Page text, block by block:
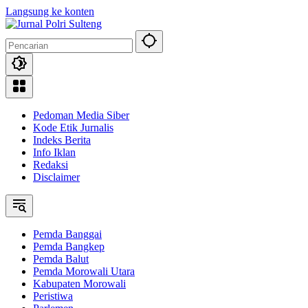
Langsung ke konten
Pedoman Media Siber
Kode Etik Jurnalis
Indeks Berita
Info Iklan
Redaksi
Disclaimer
Pemda Banggai
Pemda Bangkep
Pemda Balut
Pemda Morowali Utara
Kabupaten Morowali
Peristiwa